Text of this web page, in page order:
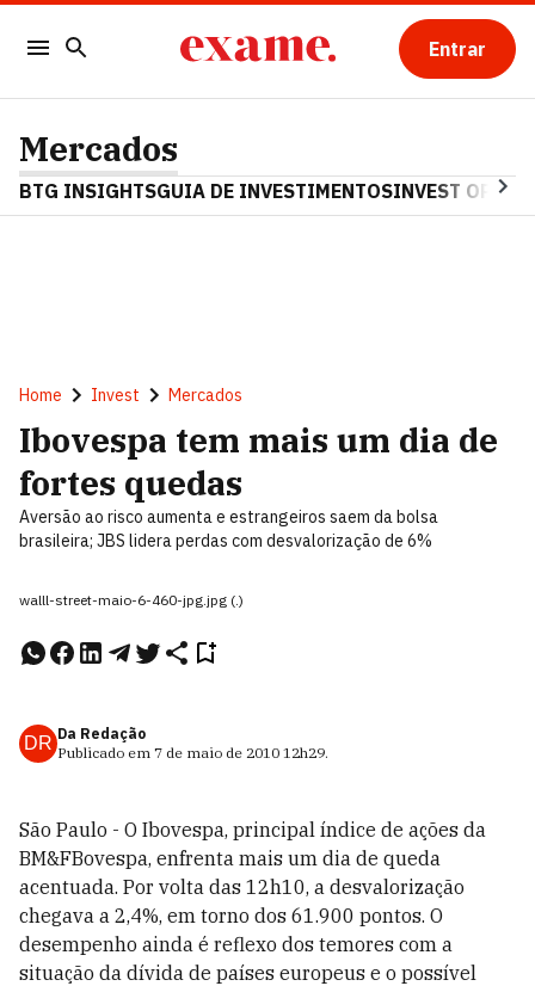
Entrar
Mercados
BTG INSIGHTSGUIA DE INVESTIMENTOSINVEST OPINA
Home Invest Mercados
Ibovespa tem mais um dia de
fortes quedas
Aversão ao risco aumenta e estrangeiros saem da bolsa
brasileira; JBS lidera perdas com desvalorização de 6%
walll-street-maio-6-460-jpg.jpg (.)
DR Da Redação
Publicado em 7 de maio de 2010 12h29.
São Paulo - O Ibovespa, principal índice de ações da
BM&FBovespa, enfrenta mais um dia de queda
acentuada. Por volta das 12h10, a desvalorização
chegava a 2,4%, em torno dos 61.900 pontos. O
desempenho ainda é reflexo dos temores com a
situação da dívida de países europeus e o possível